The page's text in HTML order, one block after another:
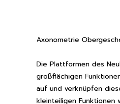
Axonometrie
Die Plattformen des
großflächigen
auf und verknüpfen
kleinteiligen Funktionen